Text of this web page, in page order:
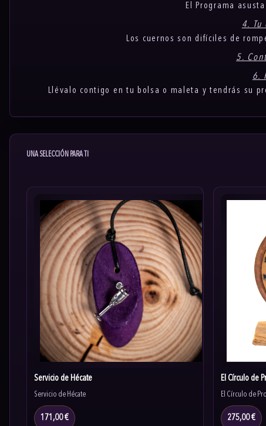
El Programa
4. Tu
Los cuernos son difíciles de
5.
6.
Llévalo contigo en tu bolsa o maleta y tendrás su
UNA SELECCIÓN PARA TI
Servicio de Hécate
Servicio de Hécate
171,00 €
El Círculo de
El Círculo de
275,00 €